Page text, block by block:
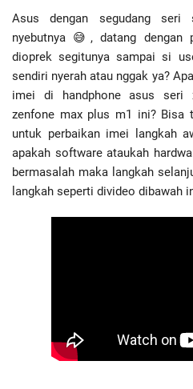
Asus dengan segudang seri
nyebutnya 😅, datang
dioprek segitunya sampai si
sendiri nyerah atau nggak ya?
imei di handphone asus seri
zenfone max plus m1 ini? Bisa
untuk perbaikan imei langkah
apakah software ataukah
bermasalah maka langkah
langkah seperti divideo dibawah